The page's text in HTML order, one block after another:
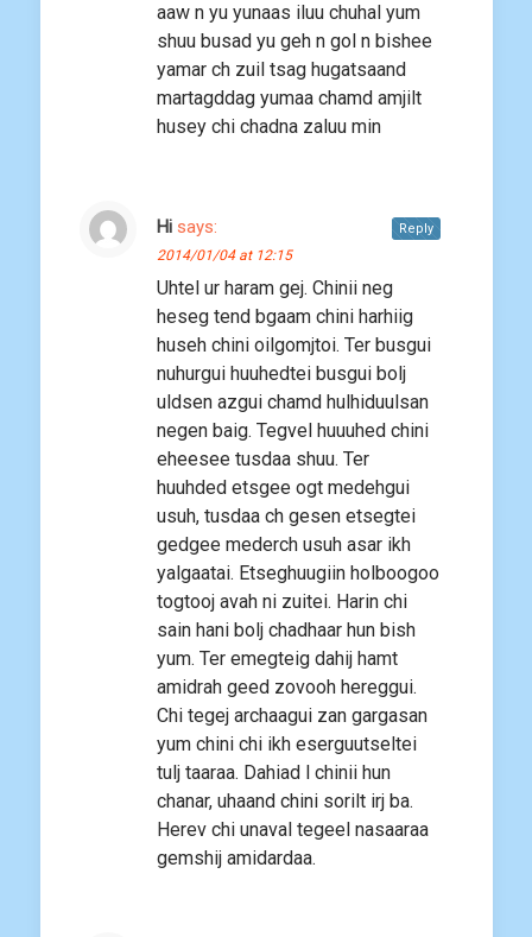
aaw n yu yunaas iluu chuhal yum
shuu busad yu geh n gol n bishee
yamar ch zuil tsag hugatsaand
martagddag yumaa chamd amjilt
husey chi chadna zaluu min
Hi says:
2014/01/04 at 12:15
Uhtel ur haram gej. Chinii neg
heseg tend bgaam chini harhiig
huseh chini oilgomjtoi. Ter busgui
nuhurgui huuhedtei busgui bolj
uldsen azgui chamd hulhiduulsan
negen baig. Tegvel huuuhed chini
eheesee tusdaa shuu. Ter
huuhded etsgee ogt medehgui
usuh, tusdaa ch gesen etsegtei
gedgee mederch usuh asar ikh
yalgaatai. Etseghuugiin holboogoo
togtooj avah ni zuitei. Harin chi
sain hani bolj chadhaar hun bish
yum. Ter emegteig dahij hamt
amidrah geed zovooh hereggui.
Chi tegej archaagui zan gargasan
yum chini chi ikh eserguutseltei
tulj taaraa. Dahiad l chinii hun
chanar, uhaand chini sorilt irj ba.
Herev chi unaval tegeel nasaaraa
gemshij amidardaa.
Reply